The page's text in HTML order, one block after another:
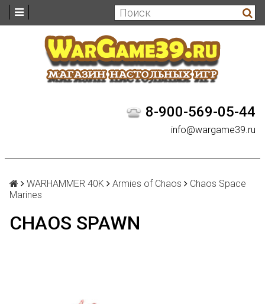
8-900-569-05-44
info@wargame39.ru
WARHAMMER 40K Armies of Chaos
Chaos Space
Marines
CHAOS SPAWN